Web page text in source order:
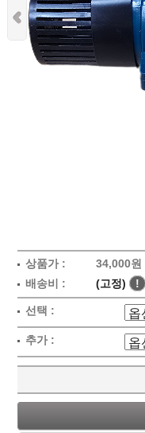
상품가 : 34,000원
배송비 : (고정) !
선택 :
추가 :